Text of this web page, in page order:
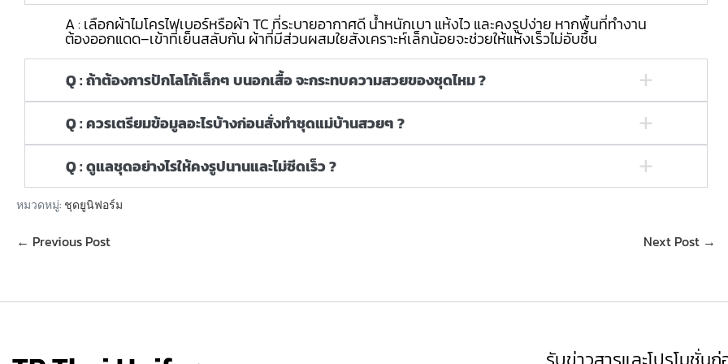
A : เลือกผ้าไมโครไฟเบอร์หรือผ้า TC ที่ระบายอากาศดี น้ำหนักเบา แห้งไว และคงรูปง่าย หากพื้นที่ทำงาน
ต้องออกแดด–เข้าที่เย็นสลับกัน ผ้าที่มีส่วนผสมใยสังเคราะห์เล็กน้อยจะช่วยให้แห้งเร็วไม่อับชื้น
Q : ถ้าต้องการปักโลโก้เล็กๆ บนอกเสื้อ จะกระทบความสวยของชุดไหม ?
Q : ควรเตรียมข้อมูลอะไรบ้างก่อนสั่งทำชุดแม่บ้านสวยๆ ?
Q : ดูแลชุดอย่างไรให้คงรูปนานและไม่ซีดเร็ว ?
หมวดหมู่: ชุดยูนิฟอร์ม
← Previous Post Next Post →